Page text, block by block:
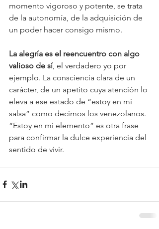
momento vigoroso y potente, se trata
de la autonomía, de la adquisición de
un poder hacer consigo mismo.
La alegría es el reencuentro con algo
valioso de sí, el verdadero yo por
ejemplo. La consciencia clara de un
carácter, de un apetito cuya atención lo
eleva a ese estado de “estoy en mi
salsa” como decimos los venezolanos.
“Estoy en mi elemento” es otra frase
para confirmar la dulce experiencia del
sentido de vivir.